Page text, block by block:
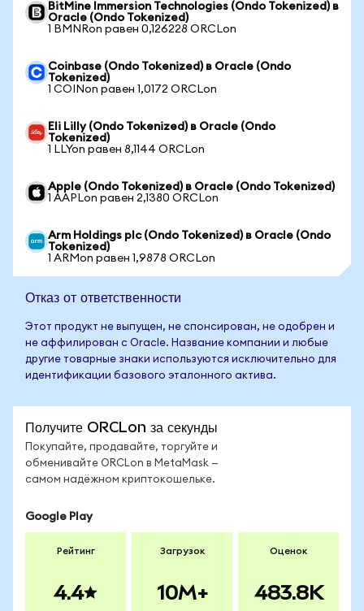
BitMine Immersion Technologies (Ondo Tokenized) в
Oracle (Ondo Tokenized)
1 BMNRon равен 0,126228 ORCLon
Coinbase (Ondo Tokenized) в Oracle (Ondo
Tokenized)
1 COINon равен 1,0172 ORCLon
Eli Lilly (Ondo Tokenized) в Oracle (Ondo
Tokenized)
1 LLYon равен 8,1144 ORCLon
Apple (Ondo Tokenized) в Oracle (Ondo Tokenized)
1 AAPLon равен 2,1380 ORCLon
Arm Holdings plc (Ondo Tokenized) в Oracle (Ondo
Tokenized)
1 ARMon равен 1,9878 ORCLon
Отказ от ответственности
Этот продукт не выпущен, не спонсирован, не одобрен и
не аффилирован с Oracle. Название компании и любые
другие товарные знаки используются исключительно для
идентификации базового эталонного актива.
Получите ORCLon за секунды
Покупайте, продавайте, торгуйте и
обменивайте ORCLon в MetaMask —
самом надёжном криптокошельке.
Google Play
Рейтинг
4.4
Загрузок
10M+
Оценок
483.8K